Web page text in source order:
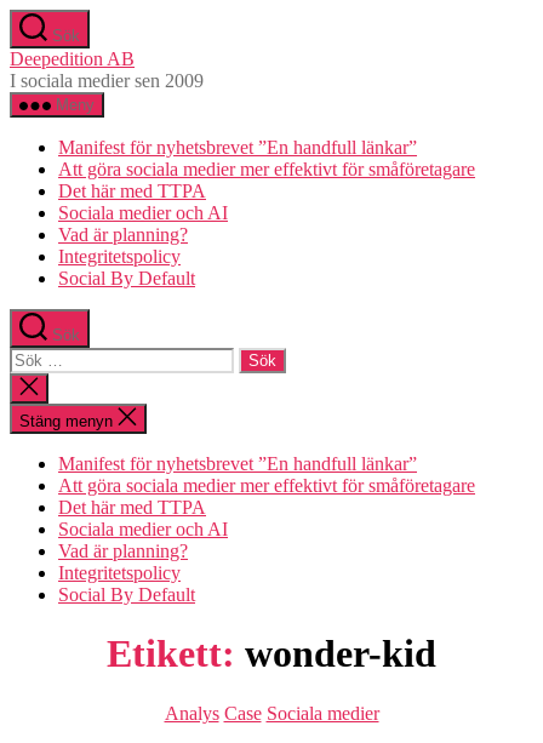
Hoppa
till
innehåll
Sök
Deepedition AB
I sociala medier sen 2009
Meny
Manifest för nyhetsbrevet ”En handfull länkar”
Att göra sociala medier mer effektivt för småföretagare
Det här med TTPA
Sociala medier och AI
Vad är planning?
Integritetspolicy
Social By Default
Sök
Sök
efter:
Stäng
sökningen
Stäng menyn
Manifest för nyhetsbrevet ”En handfull länkar”
Att göra sociala medier mer effektivt för småföretagare
Det här med TTPA
Sociala medier och AI
Vad är planning?
Integritetspolicy
Social By Default
Etikett: wonder-kid
Kategorier
Analys Case Sociala medier